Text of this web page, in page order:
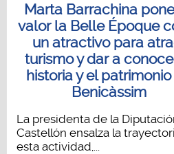
Marta Barrachina
valor la Belle Époque
un atractivo para
turismo y dar a
historia y el
Benicàssim
La presidenta de la
Castellón ensalza la
esta actividad,...